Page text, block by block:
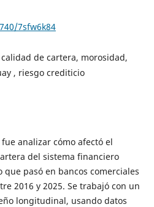
7sfw6k84
calidad de cartera, morosidad,
, riesgo crediticio
analizar cómo afectó el
del sistema financiero
pasó en bancos comerciales
2016 y 2025. Se trabajó con un
longitudinal, usando datos